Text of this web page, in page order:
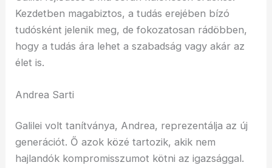
Kezdetben magabiztos, a tudás erejében bízó
tudósként jelenik meg, de fokozatosan rádöbben,
hogy a tudás ára lehet a szabadság vagy akár az
élet is.
Andrea Sarti
Galilei volt tanítványa, Andrea, reprezentálja az új
generációt. Ő azok közé tartozik, akik nem
hajlandók kompromisszumot kötni az igazsággal.